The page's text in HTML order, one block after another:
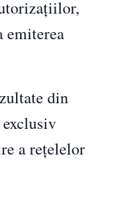
emiterea
din
a rețelelor